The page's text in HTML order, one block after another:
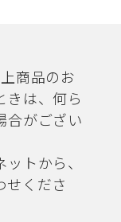
商品のお
きは、何ら
合がござい
トから、
せくださ